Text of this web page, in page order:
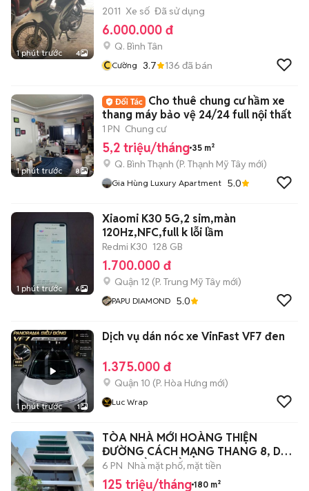
1 phút trước 4
2011 Xe số Đã sử dụng
6.000.000 đ
Q. Bình Tân
CCường 3.7 136 đã bán
1 phút trước 8
Cho thuê chung cư hầm xe
thang máy bảo vệ 24/24 full nội thất
1 PN Chung cư
5,2 triệu/tháng 35 m²
Q. Bình Thạnh (P. Thạnh Mỹ Tây mới)
Gia Hùng Luxury Apartment 5.0
1 phút trước 6
Xiaomi K30 5G,2 sim,màn
120Hz,NFC,full k lỗi lầm
Redmi K30 128 GB
1.700.000 đ
Quận 12 (P. Trung Mỹ Tây mới)
PAPU DIAMOND 5.0
1 phút trước 1
Dịch vụ dán nóc xe VinFast VF7 đen
1.375.000 đ
Quận 10 (P. Hòa Hưng mới)
Luc Wrap
TÒA NHÀ MỚI HOÀNG THIỆN
ĐƯỜNG CÁCH MẠNG THANG 8, DT
9X20, HẦM 6 LẦU
6 PN Nhà mặt phố, mặt tiền
125 triệu/tháng 180 m²